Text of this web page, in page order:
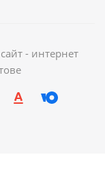
- интернет